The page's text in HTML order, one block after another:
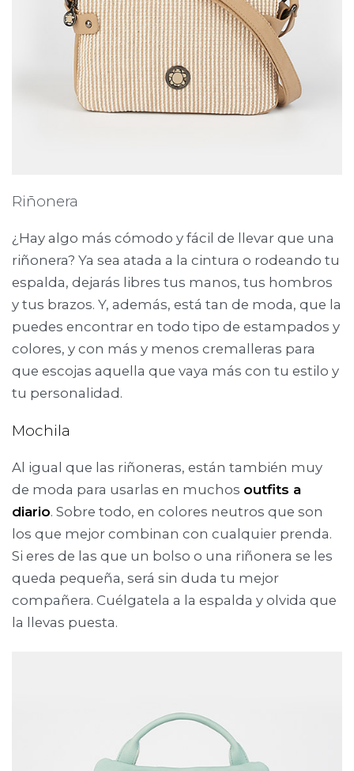
Riñonera
¿Hay algo más cómodo y fácil de llevar que una
riñonera? Ya sea atada a la cintura o rodeando tu
espalda, dejarás libres tus manos, tus hombros
y tus brazos. Y, además, está tan de moda, que la
puedes encontrar en todo tipo de estampados y
colores, y con más y menos cremalleras para
que escojas aquella que vaya más con tu estilo y
tu personalidad.
Mochila
Al igual que las riñoneras, están también muy
de moda para usarlas en muchos outfits a
diario. Sobre todo, en colores neutros que son
los que mejor combinan con cualquier prenda.
Si eres de las que un bolso o una riñonera se les
queda pequeña, será sin duda tu mejor
compañera. Cuélgatela a la espalda y olvida que
la llevas puesta.